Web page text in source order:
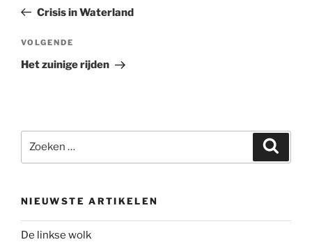
bericht
Crisis in Waterland
Volgend
bericht
VOLGENDE
Het zuinige rijden
naar:
NIEUWSTE ARTIKELEN
De linkse wolk